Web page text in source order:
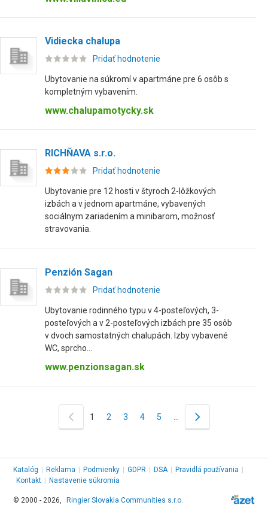
Vidiecka chalupa
Pridať hodnotenie
Ubytovanie na súkromí v apartmáne pre 6 osôb s
kompletným vybavením.
www.chalupamotycky.sk
RICHŇAVA s.r.o.
Pridať hodnotenie
Ubytovanie pre 12 hosti v štyroch 2-lôžkových
izbách a v jednom apartmáne, vybavených
sociálnym zariadením a minibarom, možnosť
stravovania.
Penzión Sagan
Pridať hodnotenie
Ubytovanie rodinného typu v 4-posteľových, 3-
posteľových a v 2-posteľových izbách pre 35 osôb
v dvoch samostatných chalupách. Izby vybavené
WC, sprcho...
www.penzionsagan.sk
1 2 3 4 5
Katalóg Reklama Podmienky GDPR DSA Pravidlá používania
Kontakt
Nastavenie súkromia
© 2000 - 2026, Ringier Slovakia Communities s.r.o.